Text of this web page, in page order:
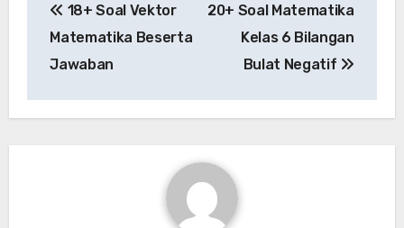
navigation
18+ Soal Vektor
Matematika Beserta
Jawaban
20+ Soal Matematika
Kelas 6 Bilangan
Bulat Negatif